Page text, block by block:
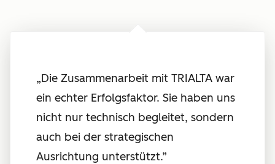
„Die Zusammenarbeit mit TRIALTA war
ein echter Erfolgsfaktor. Sie haben uns
nicht nur technisch begleitet, sondern
auch bei der strategischen
Ausrichtung unterstützt.”